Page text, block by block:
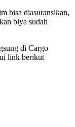
bisa diasuransikan,
biya sudah
di Cargo
link berikut